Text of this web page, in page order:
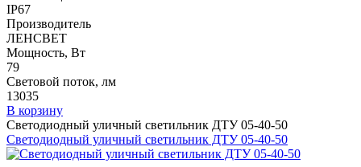
IP67
Производитель
ЛЕНСВЕТ
Мощность, Вт
79
Световой поток, лм
13035
В корзину
Светодиодный уличный светильник ДТУ 05-40-50
Светодиодный уличный светильник ДТУ 05-40-50